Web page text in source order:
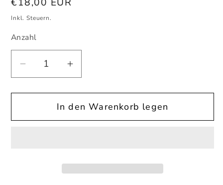
Normaler
Preis
€18,00 EUR
Inkl. Steuern.
Anzahl
Anzahl
Verringere
Menge
Stabkerzenhalter
Erhöhe
Menge
für
Stabkerzenhalter
In den Warenkorb legen